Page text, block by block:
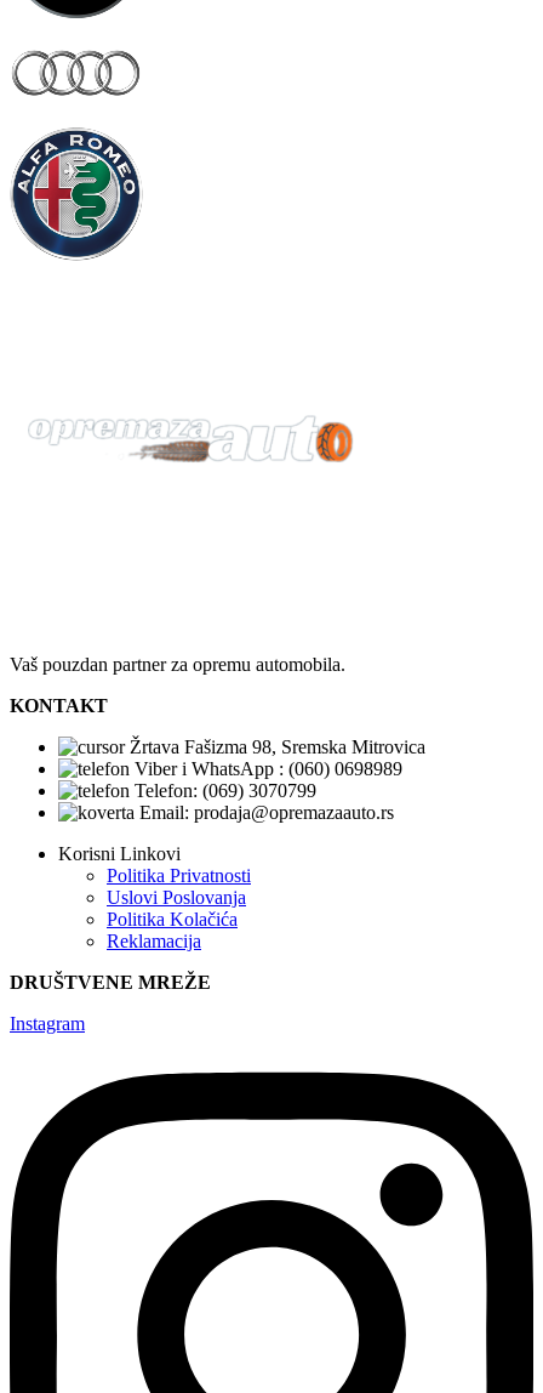
Vaš pouzdan partner za opremu automobila.
KONTAKT
Žrtava Fašizma 98, Sremska Mitrovica
Viber i WhatsApp : (060) 0698989
Telefon: (069) 3070799
Email: prodaja@opremazaauto.rs
Korisni Linkovi
Politika Privatnosti
Uslovi Poslovanja
Politika Kolačića
Reklamacija
DRUŠTVENE MREŽE
Instagram